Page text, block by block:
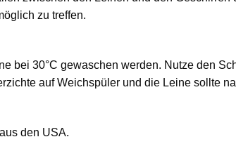
zu treffen.
bei 30°C gewaschen werden. Nutze den
auf Weichspüler und die Leine sollte
den USA.